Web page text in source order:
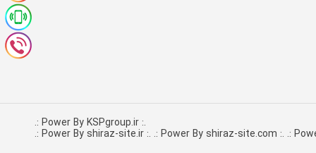
.: Power By KSPgroup.ir :.
.: Power By shiraz-site.com :. .: